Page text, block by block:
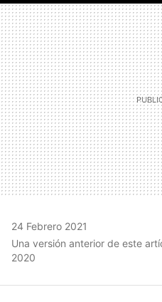
24 Febrero 2021
Una versión anterior de este
2020